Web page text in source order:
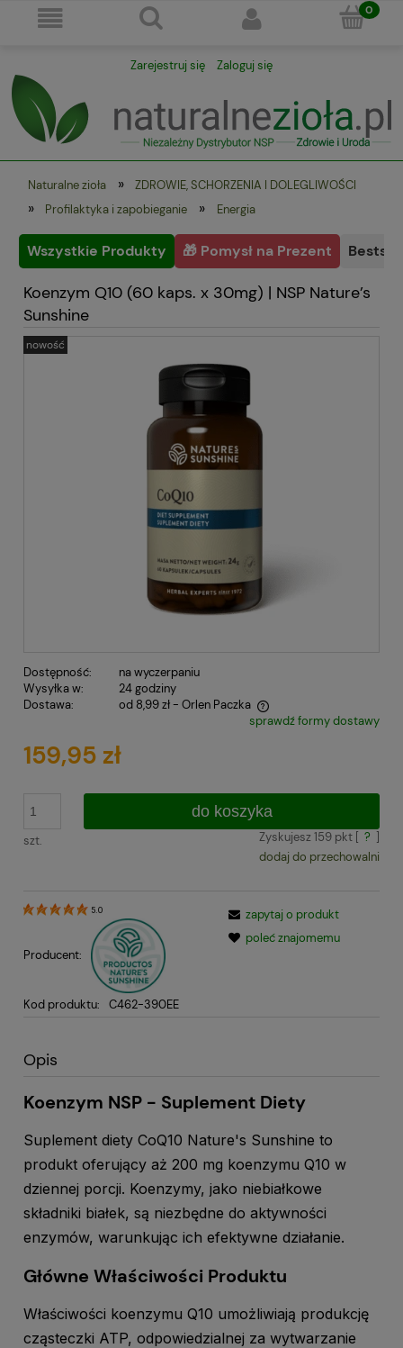
Zarejestruj się Zaloguj się
Naturalne zioła » ZDROWIE, SCHORZENIA I DOLEGLIWOŚCI
» Profilaktyka i zapobieganie » Energia
Wszystkie Produkty 🎁 Pomysł na Prezent
Koenzym Q10 (60 kaps. x 30mg) | NSP Nature’s
Sunshine
nowość
Dostępność:
na wyczerpaniu
Wysyłka w:
24 godziny
Dostawa:
od 8,99 zł - Orlen Paczka
Cena nie zawiera ewentualnych kosztów płatnościsprawdź formy dostawy
159,95 zł
szt.
do koszyka
Zyskujesz159pkt [ ? ]
dodaj do przechowalni
5.0
Producent:
Kod produktu: C462-390EE
zapytaj o produkt
poleć znajomemu
Opis
Koenzym NSP - Suplement Diety
Suplement diety CoQ10 Nature's Sunshine to
produkt oferujący aż 200 mg koenzymu Q10 w
dziennej porcji. Koenzymy, jako niebiałkowe
składniki białek, są niezbędne do aktywności
enzymów, warunkując ich efektywne działanie.
Główne Właściwości Produktu
Właściwości koenzymu Q10 umożliwiają produkcję
cząsteczki ATP, odpowiedzialnej za wytwarzanie